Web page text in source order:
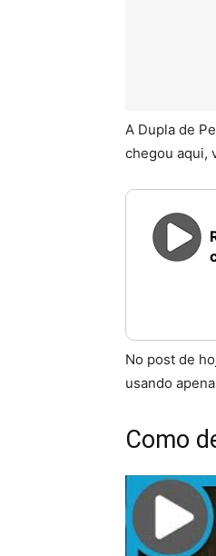
A Dupla de
chegou aqui,
No post de
usando
Como